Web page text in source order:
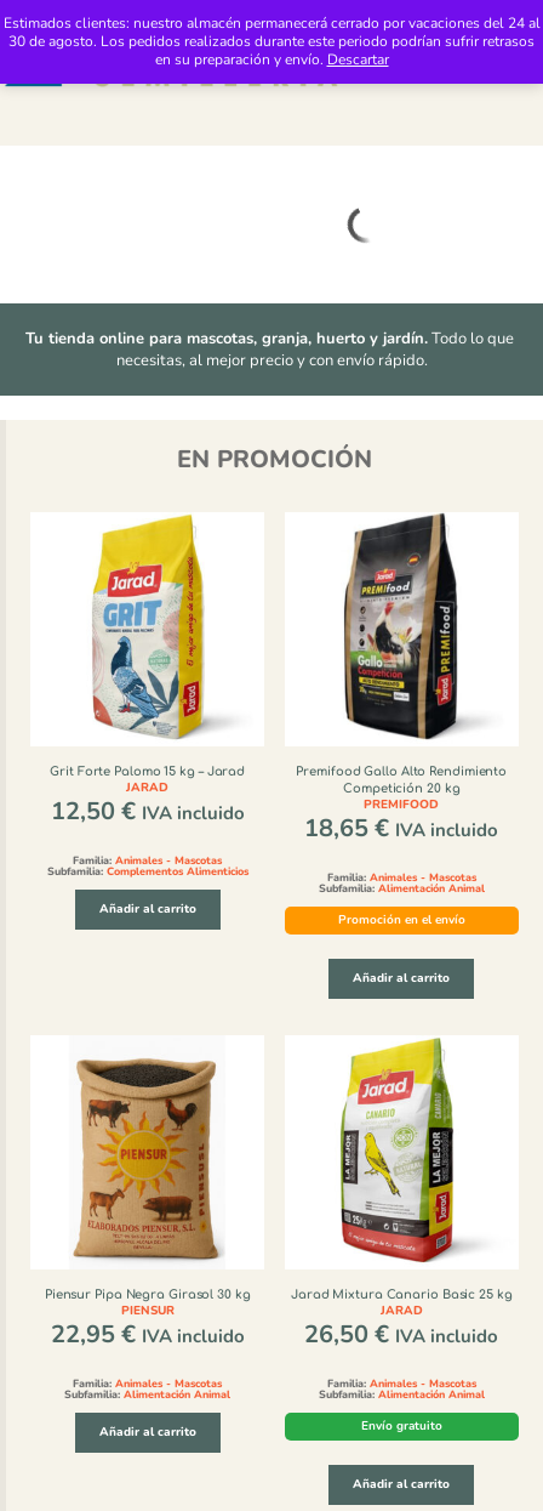
Estimados clientes: nuestro almacén permanecerá cerrado por vacaciones del 24 al
30 de agosto. Los pedidos realizados durante este periodo podrían sufrir retrasos
en su preparación y envío. Descartar
Tu tienda online para mascotas, granja, huerto y jardín. Todo lo que
necesitas, al mejor precio y con envío rápido.
EN PROMOCIÓN
Grit Forte Palomo 15 kg – Jarad
JARAD
12,50 € IVA incluido
Familia:Animales - Mascotas
Subfamilia: Complementos Alimenticios
Añadir al carrito
Premifood Gallo Alto Rendimiento
Competición 20 kg
PREMIFOOD
18,65€ IVA incluido
Familia: Animales - Mascotas
Subfamilia: Alimentación Animal
Promoción en el envío
Añadir al carrito
Piensur Pipa Negra Girasol 30 kg
PIENSUR
22,95€ IVA incluido
Familia:Animales - Mascotas
Subfamilia:Alimentación Animal
Añadir al carrito
Jarad Mixtura Canario Basic 25 kg
JARAD
26,50€ IVA incluido
Familia: Animales - Mascotas
Subfamilia: Alimentación Animal
Envío gratuito
Añadir al carrito